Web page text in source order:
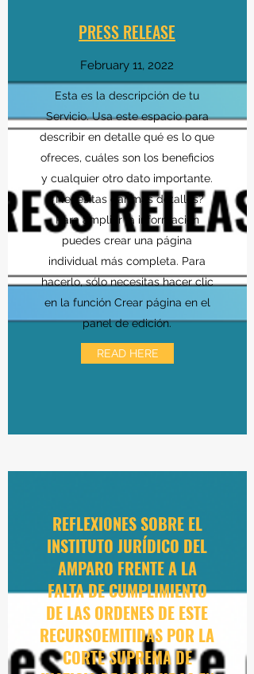
PRESS RELEASE
READ HERE
February 11, 2022
Esta es la descripción de tu
Servicio. Usa este espacio para
describir en detalle qué es lo que
ofreces, cuáles son los beneficios
y cualquier otro dato importante.
¿Necesitas dar más detalles?
Para ampliar la información
puedes crear una página
individual más completa. Para
hacerlo, sólo necesitas hacer clic
en la función Crear página en el
panel de edición.
REFLEXIONES SOBRE EL
INSTITUTO JURÍDICO DEL
AMPARO FRENTE A LA
FALTA DE CUMPLIMIENTO
DE LAS ORDENES DE ESTE
RECURSOEMITIDAS POR LA
CORTE SUPREMA DE